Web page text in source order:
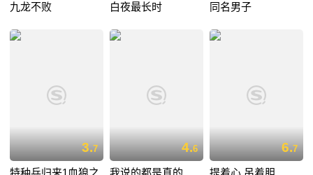
九龙不败 白夜最长时 同名男子
3.7 4.6 6.7